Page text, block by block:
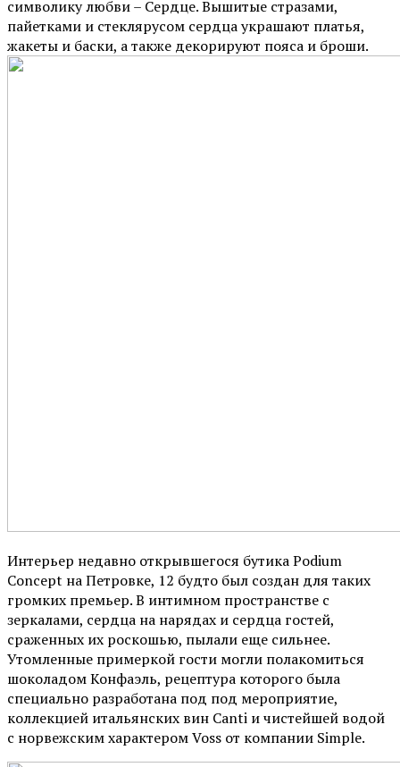
символику любви – Сердце. Вышитые стразами,
пайетками и стеклярусом сердца украшают платья,
жакеты и баски, а также декорируют пояса и броши.
Интерьер недавно открывшегося бутика Podium
Concept на Петровке, 12 будто был создан для таких
громких премьер. В интимном пространстве с
зеркалами, сердца на нарядах и сердца гостей,
сраженных их роскошью, пылали еще сильнее.
Утомленные примеркой гости могли полакомиться
шоколадом Конфаэль, рецептура которого была
специально разработана под под мероприятие,
коллекцией итальянских вин Canti и чистейшей водой
с норвежским характером Voss от компании Simple.